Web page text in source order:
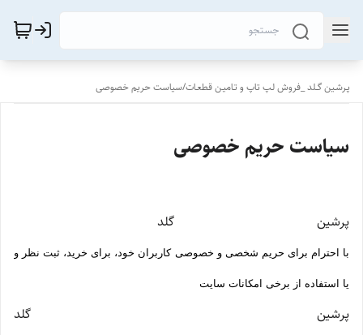
پـرشـین گــلد _فروش لـپ تاپ و تـامیـن قطعـات/سیاست حریم خصوصی
سیاست حریم خصوصی
پرشین گلد
با احترام برای حریم شخصی و خصوصی کاربران خود، برای خرید، ثبت نظر و
یا استفاده از برخی امکانات سایت
پرشین گلد